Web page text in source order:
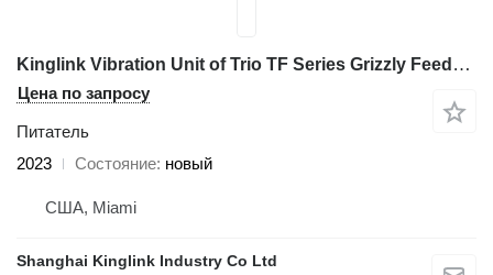
Kinglink Vibration Unit of Trio TF Series Grizzly Feeders | TF4016
Цена по запросу
Питатель
2023
Состояние новый
США, Miami
Shanghai Kinglink Industry Co Ltd